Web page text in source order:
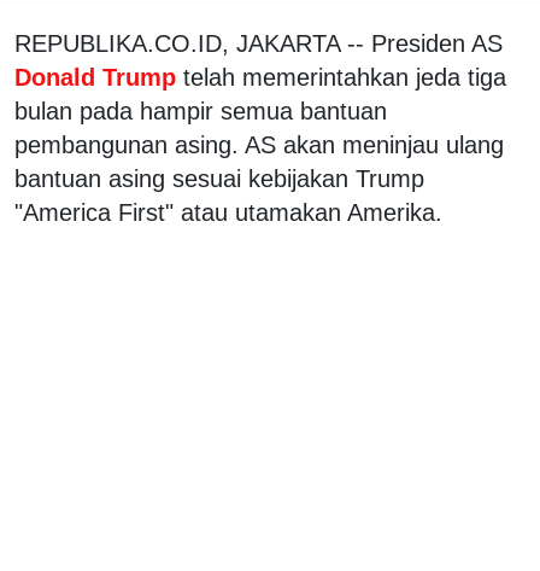
REPUBLIKA.CO.ID, JAKARTA -- Presiden AS
Donald Trump telah memerintahkan jeda tiga
bulan pada hampir semua bantuan
pembangunan asing. AS akan meninjau ulang
bantuan asing sesuai kebijakan Trump
"America First" atau utamakan Amerika.